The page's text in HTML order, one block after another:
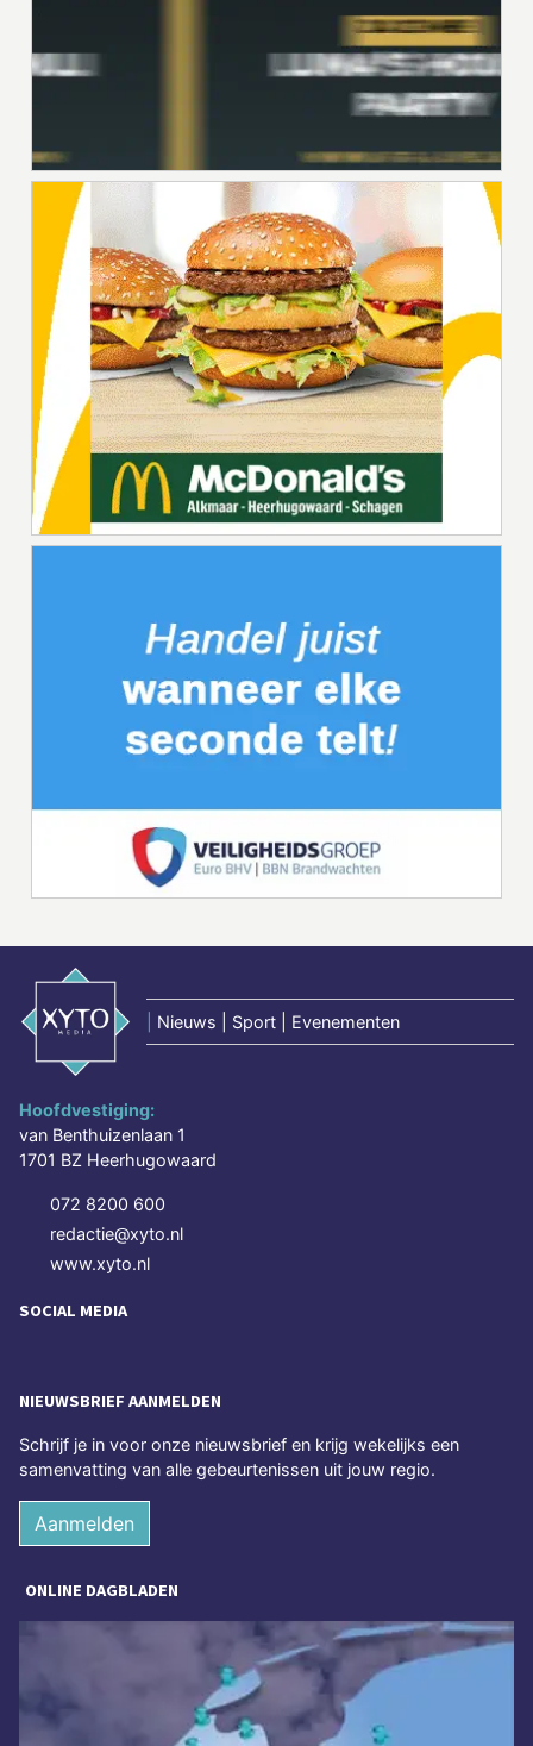
Nieuws | Sport | Evenementen
Hoofdvestiging:
van Benthuizenlaan 1
1701 BZ Heerhugowaard
072 8200 600
redactie@xyto.nl
www.xyto.nl
SOCIAL MEDIA
NIEUWSBRIEF AANMELDEN
Schrijf je in voor onze nieuwsbrief en krijg wekelijks een
samenvatting van alle gebeurtenissen uit jouw regio.
Aanmelden
ONLINE DAGBLADEN